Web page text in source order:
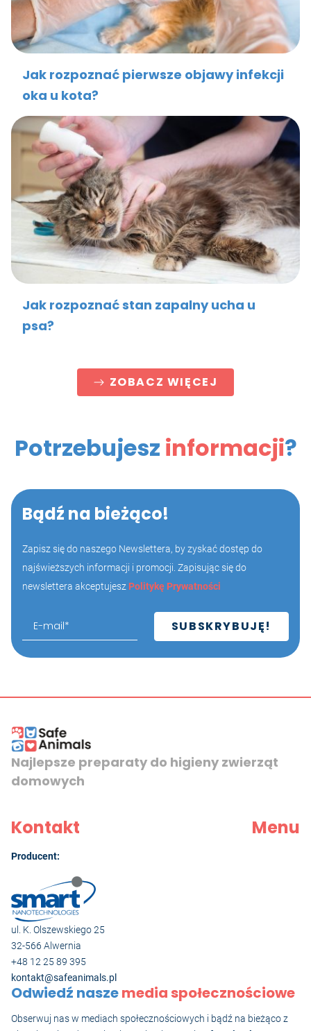
Jak rozpoznać pierwsze objawy infekcji
oka u kota?
Jak rozpoznać stan zapalny ucha u
psa?
ZOBACZ WIĘCEJ
Potrzebujesz informacji?
Bądź na bieżąco!
Zapisz się do naszego Newslettera, by zyskać dostęp do
najświeższych informacji i promocji. Zapisując się do
newslettera akceptujesz Politykę Prywatności
Najlepsze preparaty do higieny zwierząt
domowych
Kontakt
Producent:
ul. K. Olszewskiego 25
32-566 Alwernia
+48 12 25 89 395
kontakt@safeanimals.pl
Menu
Odwiedź naszemedia społecznościowe
Obserwuj nas w mediach społecznościowych i bądź na bieżąco z